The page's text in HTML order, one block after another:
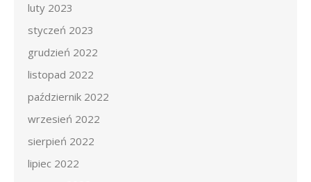
luty 2023
styczeń 2023
grudzień 2022
listopad 2022
październik 2022
wrzesień 2022
sierpień 2022
lipiec 2022